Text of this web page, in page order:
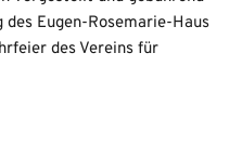
Eugen-Rosemarie-Haus
des Vereins für